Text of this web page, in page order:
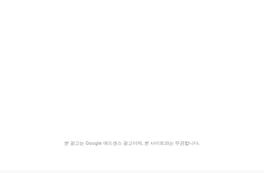
본 광고는 Google 애드센스 광고이며, 본 사이트와는 무관합니다.